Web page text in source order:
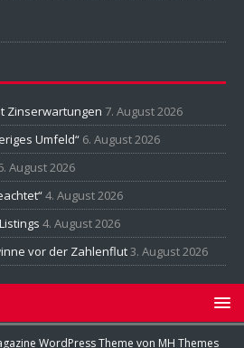
Zinserwartungen 7. August 2026
Umfeld“ 6. August 2026
August 2026
4. August 2026
4. August 2026
vor der Zahlenflut3. August 2026
WordPress Theme von MH Themes